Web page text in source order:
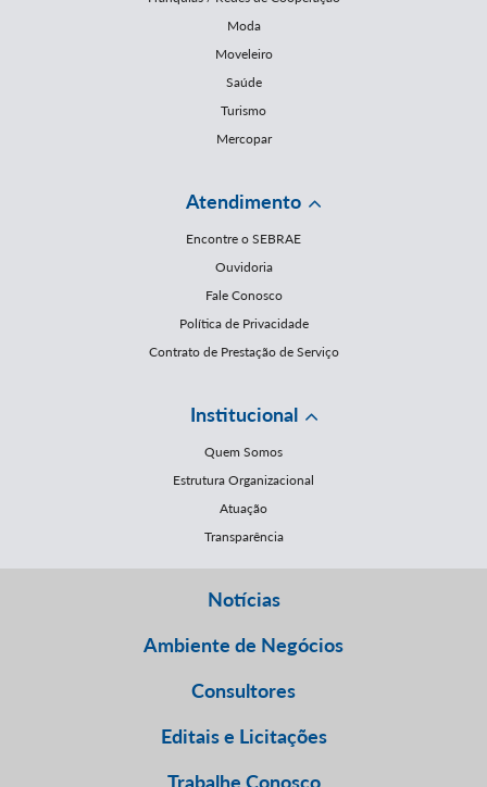
Moda
Moveleiro
Saúde
Turismo
Mercopar
Atendimento
Encontre o SEBRAE
Ouvidoria
Fale Conosco
Política de Privacidade
Contrato de Prestação de Serviço
Institucional
Quem Somos
Estrutura Organizacional
Atuação
Transparência
Notícias
Ambiente de Negócios
Consultores
Editais e Licitações
Trabalhe Conosco